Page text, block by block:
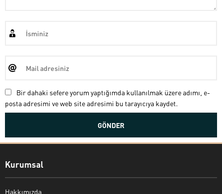
Bir dahaki sefere yorum yaptığımda kullanılmak üzere adımı, e-
posta adresimi ve web site adresimi bu tarayıcıya kaydet.
Kurumsal
Hakkımızda